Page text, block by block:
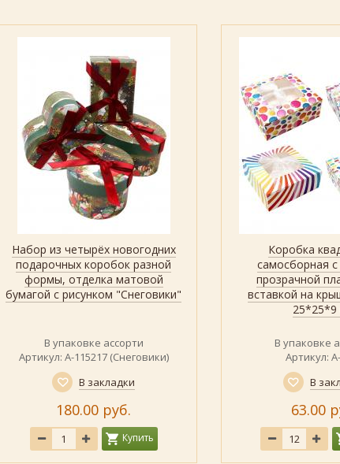
Быстрый просмотр
Показать
Набор из четырёх новогодних
подарочных коробок разной
формы, отделка матовой
бумагой с рисунком "Снеговики"
В упаковке ассорти
Артикул: А-115217 (Снеговики)
В закладки
180.00 руб.
Купить
Быстрый
Показать все
Коробка
самосборная
прозрачной
вставкой на
25*25*9
В упаковке
Артикул:
В
63.00